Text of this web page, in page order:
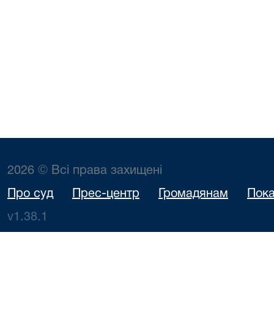
2026 © Всі права захищені
Про суд Прес-центр Громадянам
v1.38.1